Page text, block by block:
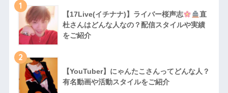
1
【17Live(イチナナ)】ライバー桜声志
直
杜さんはどんな人なの？配信スタイルや実績
をご紹介
2
【YouTuber】にゃんたこさんってどんな⼈？
有名動画や活動スタイルをご紹介